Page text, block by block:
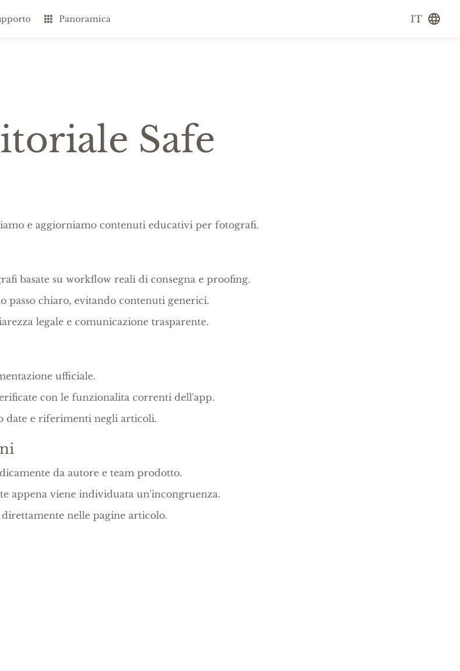
Panoramica IT
Safe
e aggiorniamo contenuti educativi per fotografi.
basate su workflow reali di consegna e proofing.
passo chiaro, evitando contenuti generici.
legale e comunicazione trasparente.
ufficiale.
con le funzionalita correnti dell'app.
date e riferimenti negli articoli.
da autore e team prodotto.
appena viene individuata un'incongruenza.
nelle pagine articolo.